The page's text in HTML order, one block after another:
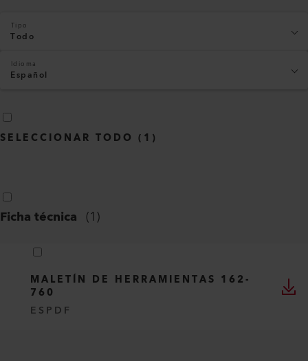
Tipo
Todo
Idioma
Español
SELECCIONAR TODO ( 1 )
Ficha técnica (1)
MALETÍN DE HERRAMIENTAS 162-
760
ES PDF